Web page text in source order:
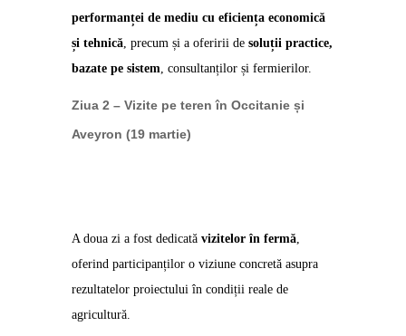
performanței de mediu cu eficiența economică
și tehnică, precum și a oferirii de soluții practice,
bazate pe sistem, consultanților și fermierilor.
Ziua 2 – Vizite pe teren în Occitanie și
Aveyron (19 martie)
A doua zi a fost dedicată vizitelor în fermă,
oferind participanților o viziune concretă asupra
rezultatelor proiectului în condiții reale de
agricultură.